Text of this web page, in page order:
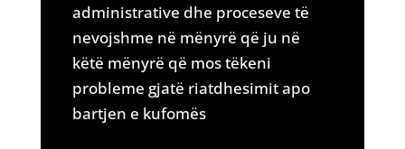
administrative dhe proceseve të
nevojshme në mënyrë që ju në
këtë mënyrë që mos tëkeni
probleme gjatë riatdhesimit apo
bartjen e kufomës